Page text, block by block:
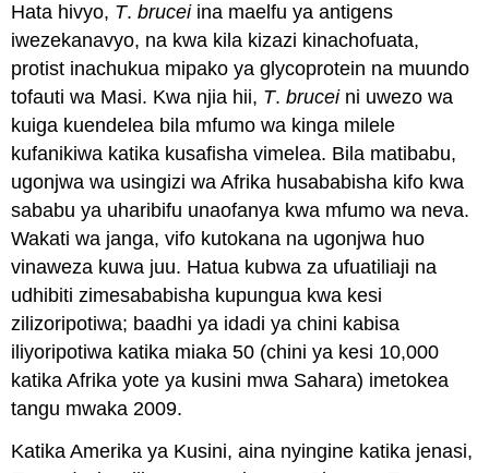
Hata hivyo, T.bruceiina maelfu ya antigens
iwezekanavyo, na kwa kila kizazi kinachofuata,
protist inachukua mipako ya glycoprotein na muundo
tofauti wa Masi. Kwa njia hii, T.bruceini uwezo wa
kuiga kuendelea bila mfumo wa kinga milele
kufanikiwa katika kusafisha vimelea. Bila matibabu,
ugonjwa wa usingizi wa Afrika husababisha kifo kwa
sababu ya uharibifu unaofanya kwa mfumo wa neva.
Wakati wa janga, vifo kutokana na ugonjwa huo
vinaweza kuwa juu. Hatua kubwa za ufuatiliaji na
udhibiti zimesababisha kupungua kwa kesi
zilizoripotiwa; baadhi ya idadi ya chini kabisa
iliyoripotiwa katika miaka 50 (chini ya kesi 10,000
katika Afrika yote ya kusini mwa Sahara) imetokea
tangu mwaka 2009.
Katika Amerika ya Kusini, aina nyingine katika jenasi,